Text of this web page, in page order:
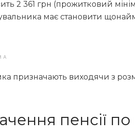
2 361 грн (прожитковий
має становити
призначають виходячи з
пенсії по